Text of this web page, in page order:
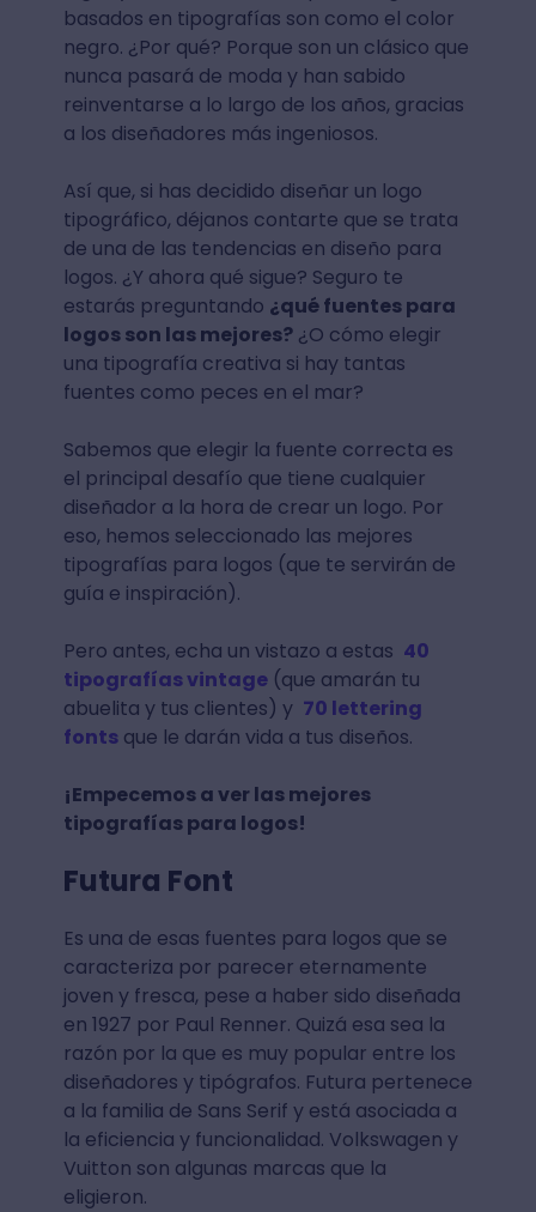
basados en tipografías son como el color
negro. ¿Por qué? Porque son un clásico que
nunca pasará de moda y han sabido
reinventarse a lo largo de los años, gracias
a los diseñadores más ingeniosos.
Así que, si has decidido diseñar un logo
tipográfico, déjanos contarte que se trata
de una de las tendencias en diseño para
logos. ¿Y ahora qué sigue? Seguro te
estarás preguntando ¿qué fuentes para
logos son las mejores?¿O cómo elegir
una tipografía creativa si hay tantas
fuentes como peces en el mar?
Sabemos que elegir la fuente correcta es
el principal desafío que tiene cualquier
diseñador a la hora de crear un logo. Por
eso, hemos seleccionado las mejores
tipografías para logos (que te servirán de
guía e inspiración).
Pero antes, echa un vistazo a estas 40
tipografías vintage(que amarán tu
abuelita y tus clientes) y 70 lettering
fontsque le darán vida a tus diseños.
¡Empecemos a ver las mejores
tipografías para logos!
Futura Font
Es una de esas fuentes para logos que se
caracteriza por parecer eternamente
joven y fresca, pese a haber sido diseñada
en 1927 por Paul Renner. Quizá esa sea la
razón por la que es muy popular entre los
diseñadores y tipógrafos. Futura pertenece
a la familia de Sans Serif y está asociada a
la eficiencia y funcionalidad. Volkswagen y
Vuitton son algunas marcas que la
eligieron.